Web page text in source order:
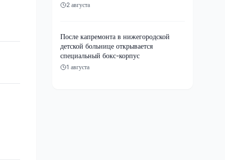
2 августа
После капремонта в нижегородской
детской больнице открывается
специальный бокс-корпус
1 августа